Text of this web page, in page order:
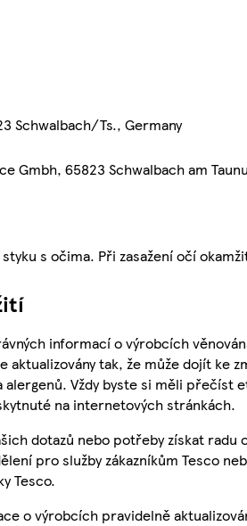
Schwalbach/Ts., Germany
Gmbh, 65823 Schwalbach am
styku s očima. Při zasažení očí
informací o výrobcích
aktualizovány tak, že může dojít ke
Vždy byste si měli přečíst
na internetových stránkách.
dotazů nebo potřeby získat radu
pro služby zákazníkům Tesco
Tesco.
o výrobcích pravidelně